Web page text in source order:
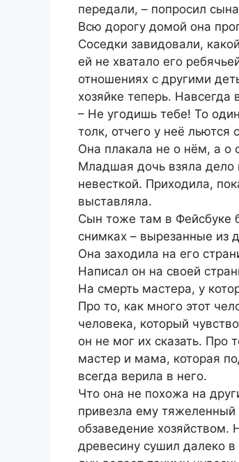
передали, – попросил
Всю дорогу домой она
Соседки завидовали,
ей не хватало его
отношениях с другими
хозяйке теперь. Навсегда
– Не угодишь тебе! То
толк, отчего у неё льются
Она плакала не о нём, а о
Младшая дочь взяла дело
невесткой. Приходила,
выставляла.
Сын тоже там в Фейсбуке
снимках – вырезанные из
Она заходила на его
Написал он на своей
На смерть мастера, у
Про то, как много этот
человека, который
он не мог их сказать. Про
мастер и мама, которая
всегда верила в него.
Что она не похожа на
привезла ему
обзаведение
древесину сушил далеко в